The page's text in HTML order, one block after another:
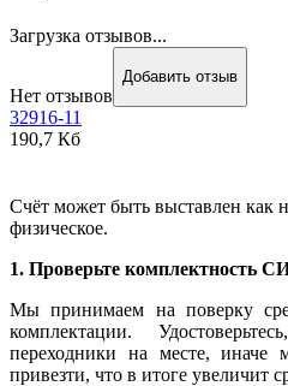
Загрузка отзывов...
Нет отзывов
Добавить отзыв
32916-11
190,7 Кб
Счёт может быть выставлен как
физическое.
1. Проверьте комплектность
Мы принимаем на поверку
комплектации.
переходники на месте,
привезти, что в итоге увеличит